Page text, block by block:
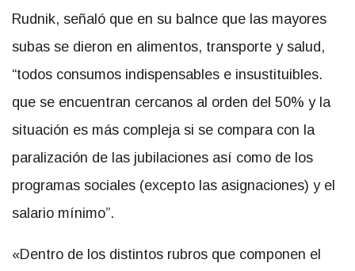
Rudnik, señaló que en su balnce que las mayores
subas se dieron en alimentos, transporte y salud,
“todos consumos indispensables e insustituibles.
que se encuentran cercanos al orden del 50% y la
situación es más compleja si se compara con la
paralización de las jubilaciones así como de los
programas sociales (excepto las asignaciones) y el
salario mínimo”.
«Dentro de los distintos rubros que componen el